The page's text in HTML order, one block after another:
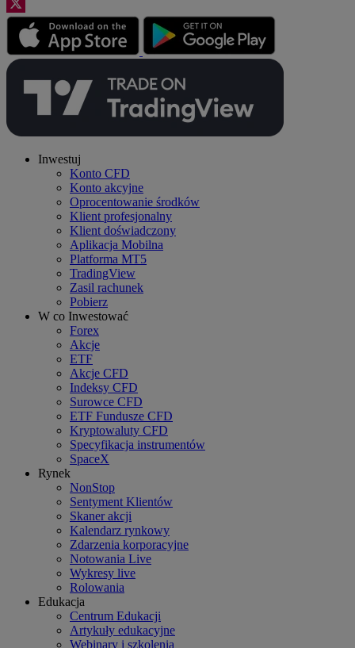
Inwestuj
Konto CFD
Konto akcyjne
Oprocentowanie środków
Klient profesjonalny
Klient doświadczony
Aplikacja Mobilna
Platforma MT5
TradingView
Zasil rachunek
Pobierz
W co Inwestować
Forex
Akcje
ETF
Akcje CFD
Indeksy CFD
Surowce CFD
ETF Fundusze CFD
Kryptowaluty CFD
Specyfikacja instrumentów
SpaceX
Rynek
NonStop
Sentyment Klientów
Skaner akcji
Kalendarz rynkowy
Zdarzenia korporacyjne
Notowania Live
Wykresy live
Rolowania
Edukacja
Centrum Edukacji
Artykuły edukacyjne
Webinary i szkolenia